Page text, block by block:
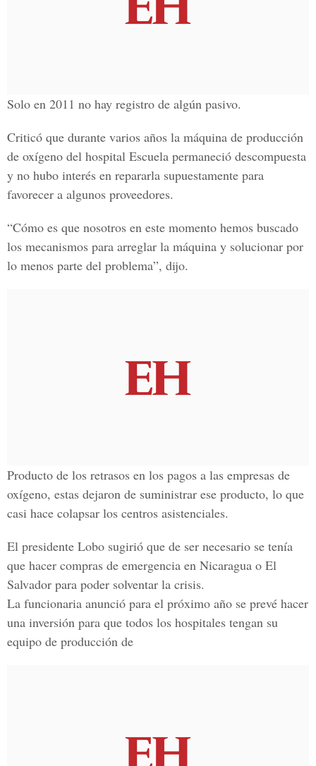
Solo en 2011 no hay registro de algún pasivo.
Criticó que durante varios años la máquina de producción
de oxígeno del hospital Escuela permaneció descompuesta
y no hubo interés en repararla supuestamente para
favorecer a algunos proveedores.
“Cómo es que nosotros en este momento hemos buscado
los mecanismos para arreglar la máquina y solucionar por
lo menos parte del problema”, dijo.
Producto de los retrasos en los pagos a las empresas de
oxígeno, estas dejaron de suministrar ese producto, lo que
casi hace colapsar los centros asistenciales.
El presidente Lobo sugirió que de ser necesario se tenía
que hacer compras de emergencia en Nicaragua o El
Salvador para poder solventar la crisis.
La funcionaria anunció para el próximo año se prevé hacer
una inversión para que todos los hospitales tengan su
equipo de producción de